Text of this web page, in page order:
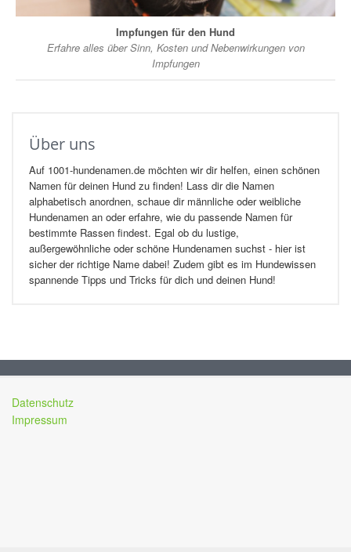
Impfungen für den Hund
Erfahre alles über Sinn, Kosten und Nebenwirkungen von
Impfungen
Über uns
Auf 1001-hundenamen.de möchten wir dir helfen, einen schönen
Namen für deinen Hund zu finden! Lass dir die Namen
alphabetisch anordnen, schaue dir männliche oder weibliche
Hundenamen an oder erfahre, wie du passende Namen für
bestimmte Rassen findest. Egal ob du lustige,
außergewöhnliche oder schöne Hundenamen suchst - hier ist
sicher der richtige Name dabei! Zudem gibt es im Hundewissen
spannende Tipps und Tricks für dich und deinen Hund!
Datenschutz
Impressum